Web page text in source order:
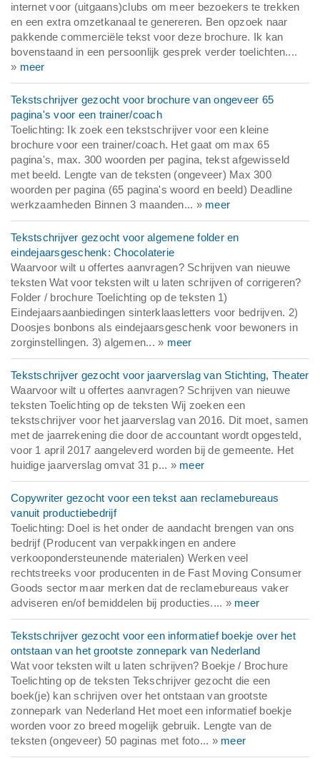
internet voor (uitgaans)clubs om meer bezoekers te trekken
en een extra omzetkanaal te genereren. Ben opzoek naar
pakkende commerciële tekst voor deze brochure. Ik kan
bovenstaand in een persoonlijk gesprek verder toelichten....
» meer
Tekstschrijver gezocht voor brochure van ongeveer 65
pagina's voor een trainer/coach
Toelichting: Ik zoek een tekstschrijver voor een kleine
brochure voor een trainer/coach. Het gaat om max 65
pagina's, max. 300 woorden per pagina, tekst afgewisseld
met beeld. Lengte van de teksten (ongeveer) Max 300
woorden per pagina (65 pagina's woord en beeld) Deadline
werkzaamheden Binnen 3 maanden... » meer
Tekstschrijver gezocht voor algemene folder en
eindejaarsgeschenk: Chocolaterie
Waarvoor wilt u offertes aanvragen? Schrijven van nieuwe
teksten Wat voor teksten wilt u laten schrijven of corrigeren?
Folder / brochure Toelichting op de teksten 1)
Eindejaarsaanbiedingen sinterklaasletters voor bedrijven. 2)
Doosjes bonbons als eindejaarsgeschenk voor bewoners in
zorginstellingen. 3) algemen... » meer
Tekstschrijver gezocht voor jaarverslag van Stichting, Theater
Waarvoor wilt u offertes aanvragen? Schrijven van nieuwe
teksten Toelichting op de teksten Wij zoeken een
tekstschrijver voor het jaarverslag van 2016. Dit moet, samen
met de jaarrekening die door de accountant wordt opgesteld,
voor 1 april 2017 aangeleverd worden bij de gemeente. Het
huidige jaarverslag omvat 31 p... » meer
Copywriter gezocht voor een tekst aan reclamebureaus
vanuit productiebedrijf
Toelichting: Doel is het onder de aandacht brengen van ons
bedrijf (Producent van verpakkingen en andere
verkoopondersteunende materialen) Werken veel
rechtstreeks voor producenten in de Fast Moving Consumer
Goods sector maar merken dat de reclamebureaus vaker
adviseren en/of bemiddelen bij producties.... » meer
Tekstschrijver gezocht voor een informatief boekje over het
ontstaan van het grootste zonnepark van Nederland
Wat voor teksten wilt u laten schrijven? Boekje / Brochure
Toelichting op de teksten Tekschrijver gezocht die een
boek(je) kan schrijven over het ontstaan van grootste
zonnepark van Nederland Het moet een informatief boekje
worden voor zo breed mogelijk gebruik. Lengte van de
teksten (ongeveer) 50 paginas met foto... » meer